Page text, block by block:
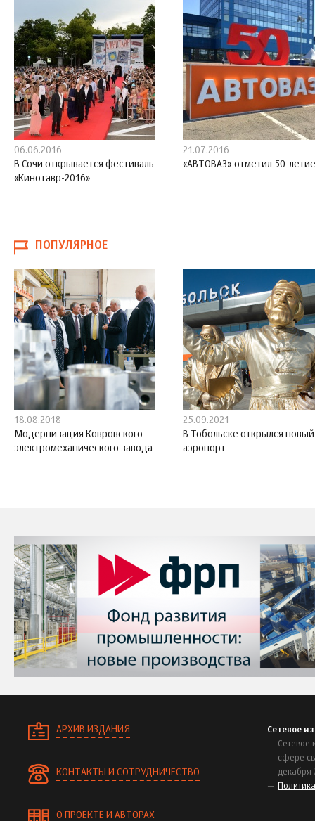
06.06.2016
В Сочи открывается фестиваль
«Кинотавр-2016»
21.07.2016
«АВТОВАЗ» отметил 50-летие
ПОПУЛЯРНОЕ
18.08.2018
Модернизация Ковровского
электромеханического завода
25.09.2021
В Тобольске открылся новый
аэропорт
АРХИВ ИЗДАНИЯ
КОНТАКТЫ И СОТРУДНИЧЕСТВО
О ПРОЕКТЕ И АВТОРАХ
Сетевое
Сетевое
сфере
декабря